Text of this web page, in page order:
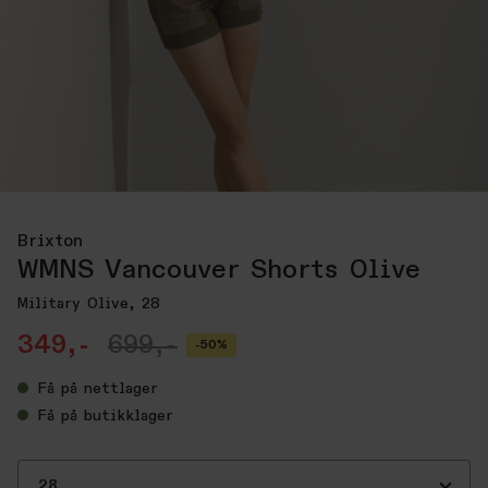
Brixton
WMNS Vancouver Shorts Olive
Military Olive, 28
349,- 699,- -50%
Få på nettlager
Få på butikklager